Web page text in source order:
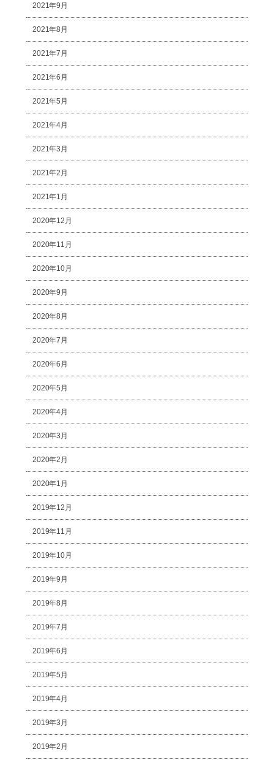
2021年9月
2021年8月
2021年7月
2021年6月
2021年5月
2021年4月
2021年3月
2021年2月
2021年1月
2020年12月
2020年11月
2020年10月
2020年9月
2020年8月
2020年7月
2020年6月
2020年5月
2020年4月
2020年3月
2020年2月
2020年1月
2019年12月
2019年11月
2019年10月
2019年9月
2019年8月
2019年7月
2019年6月
2019年5月
2019年4月
2019年3月
2019年2月